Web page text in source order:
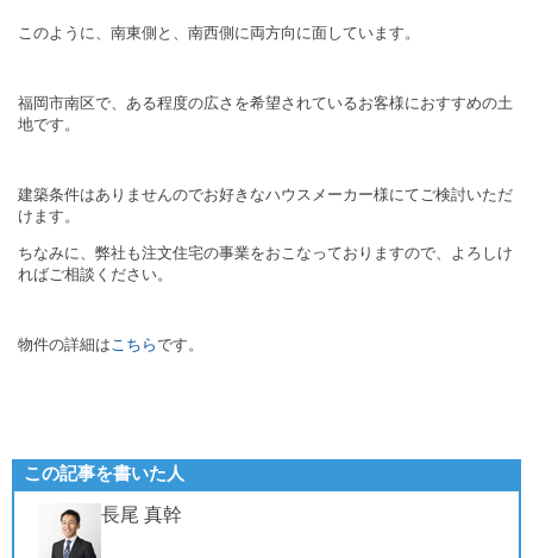
このように、南東側と、南西側に両方向に面しています。
福岡市南区で、ある程度の広さを希望されているお客様におすすめの土
地です。
建築条件はありませんのでお好きなハウスメーカー様にてご検討いただ
けます。
ちなみに、弊社も注文住宅の事業をおこなっておりますので、 よろしけ
ればご相談ください。
物件の詳細はこちらです。
この記事を書いた人
長尾 真幹